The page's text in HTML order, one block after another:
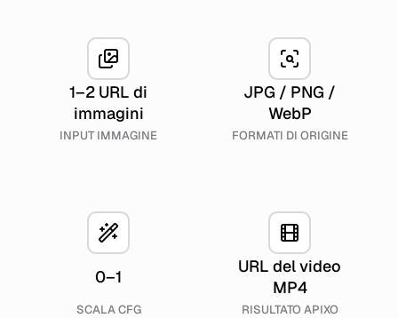
1–2 URL di
immagini
INPUT IMMAGINE
JPG / PNG /
WebP
FORMATI DI ORIGINE
0–1
SCALA CFG
URL del video
MP4
RISULTATO APIXO